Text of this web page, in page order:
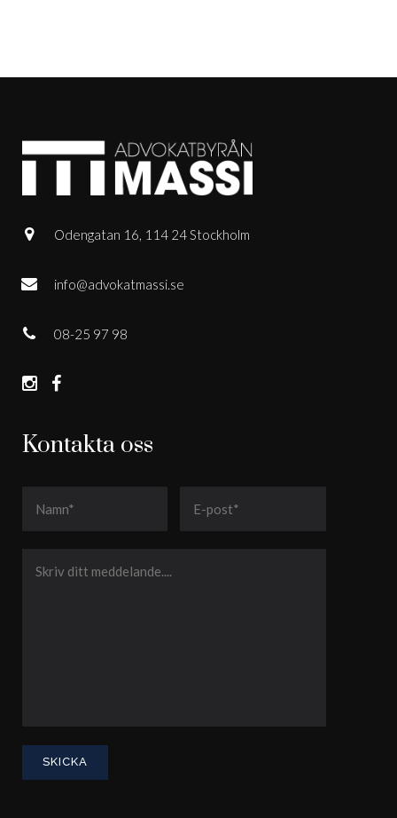
Kontakta oss
Odengatan 16, 114 24 Stockholm
info@advokatmassi.se
08-25 97 98